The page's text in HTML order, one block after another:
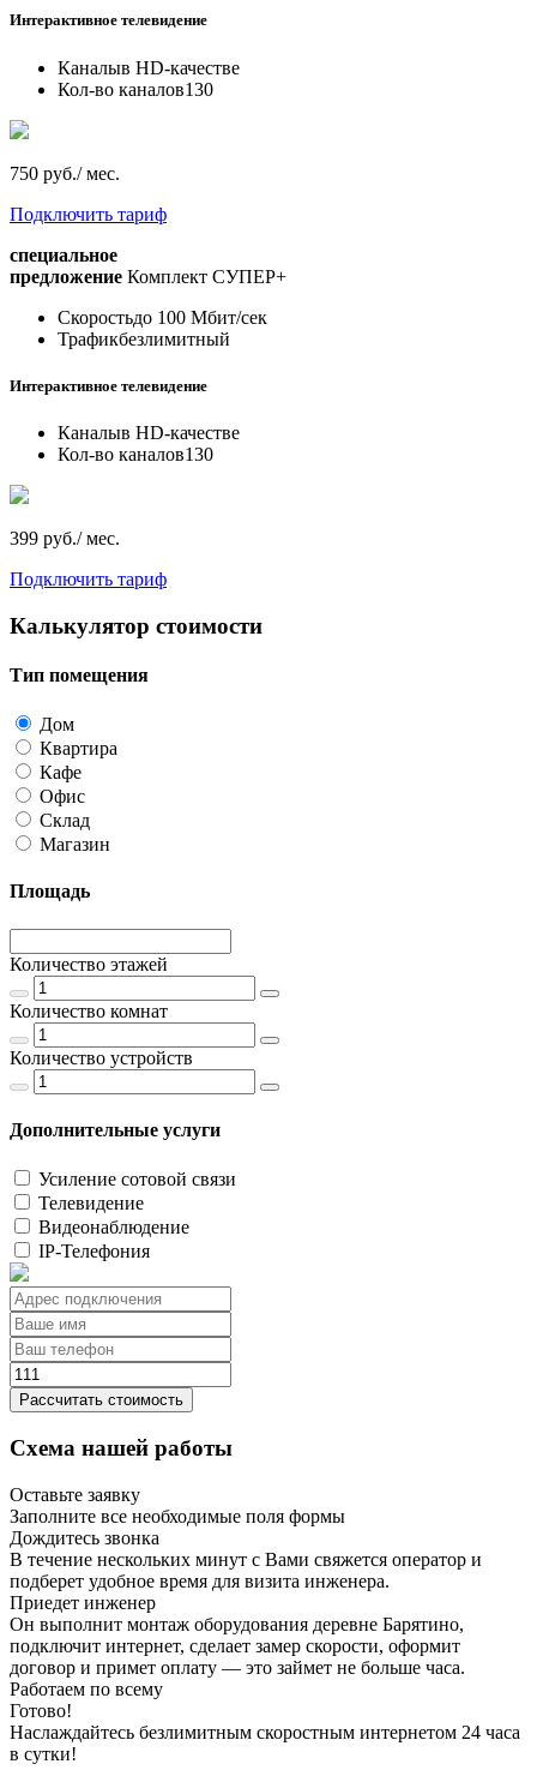
Интерактивное телевидение
Каналыв HD-качестве
Кол-во каналов130
750 руб./ мес.
Подключить тариф
специальное
предложение Комплект СУПЕР+
Скоростьдо 100 Мбит/сек
Трафикбезлимитный
Интерактивное телевидение
Каналыв HD-качестве
Кол-во каналов130
399 руб./ мес.
Подключить тариф
Калькулятор стоимости
Тип помещения
Дом
Квартира
Кафе
Офис
Склад
Магазин
Площадь
Количество этажей
Количество комнат
Количество устройств
Дополнительные услуги
Усиление сотовой связи
Телевидение
Видеонаблюдение
IP-Телефония
Рассчитать стоимость
Схема нашей работы
Оставьте заявку
Заполните все необходимые поля формы
Дождитесь звонка
В течение нескольких минут с Вами свяжется оператор и
подберет удобное время для визита инженера.
Приедет инженер
Он выполнит монтаж оборудования деревне Барятино,
подключит интернет, сделает замер скорости, оформит
договор и примет оплату — это займет не больше часа.
Работаем по всему
Готово!
Наслаждайтесь безлимитным скоростным интернетом 24 часа
в сутки!